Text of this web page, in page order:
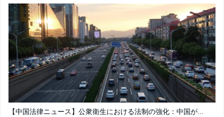
【中国法律ニュース】公衆衛生における法制の強化：中国が...